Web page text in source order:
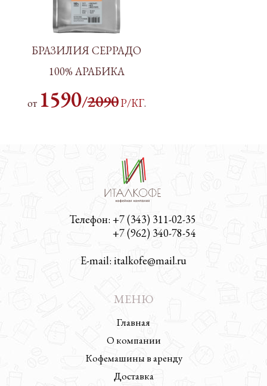
БРАЗИЛИЯ СЕРРАДО
100% АРАБИКА
от 1590/2090Р/КГ.
Телефон: +7 (343) 311-02-35
+7 (962) 340-78-54
E-mail: italkofe@mail.ru
МЕНЮ
Главная
О компании
Кофемашины в аренду
Доставка